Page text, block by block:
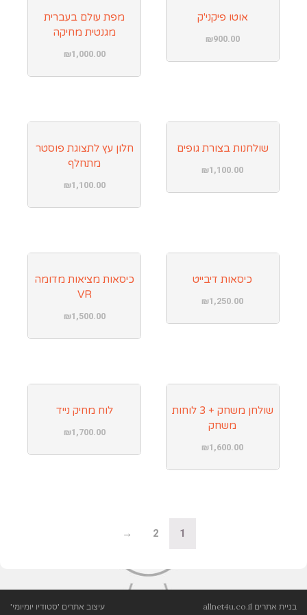
אוטו פיקני'ק
₪900.00
מפת עולם בעברית
מגנטית מחיקה
₪1,000.00
שולחנות בצורת גופים
₪1,100.00
חלון עץ לתצוגת פוסטר
מתחלף
₪1,100.00
כיסאות דיבייט
₪1,250.00
כיסאות מציאות מדומה
VR
₪1,500.00
שולחן משחק + 3 לוחות
משחק
₪1,600.00
לוח מחיק נייד
₪1,700.00
1
2
→
בניית אתרים allnet4u.co.il עיצוב אתרים 'סטודיו יומיומי'